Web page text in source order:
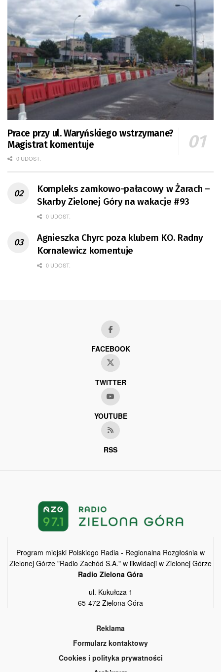
Prace przy ul. Waryńskiego wstrzymane?
Magistrat komentuje
0 UDOST.
Kompleks zamkowo-pałacowy w Żarach –
Skarby Zielonej Góry na wakacje #93
0 UDOST.
Agnieszka Chyrc poza klubem KO. Radny
Kornalewicz komentuje
0 UDOST.
FACEBOOK
TWITTER
YOUTUBE
RSS
Program miejski Polskiego Radia - Regionalna Rozgłośnia w
Zielonej Górze "Radio Zachód S.A." w likwidacji w Zielonej Górze
Radio Zielona Góra
ul. Kukułcza 1
65-472 Zielona Góra
Reklama
Formularz kontaktowy
Cookies i polityka prywatności